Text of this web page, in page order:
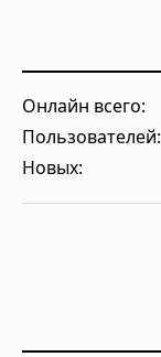
Онлайн всего:
Пользователей:
Новых: